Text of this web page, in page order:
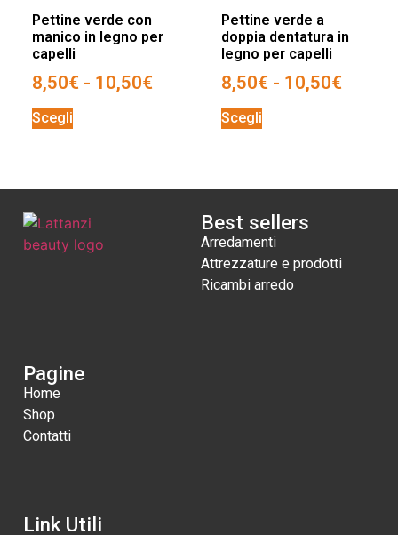
Pettine verde con
manico in legno per
capelli
8,50€ - 10,50€
Scegli
Pettine verde a
doppia dentatura in
legno per capelli
8,50€ - 10,50€
Scegli
Best sellers
Arredamenti
Attrezzature e prodotti
Ricambi arredo
Pagine
Home
Shop
Contatti
Link Utili